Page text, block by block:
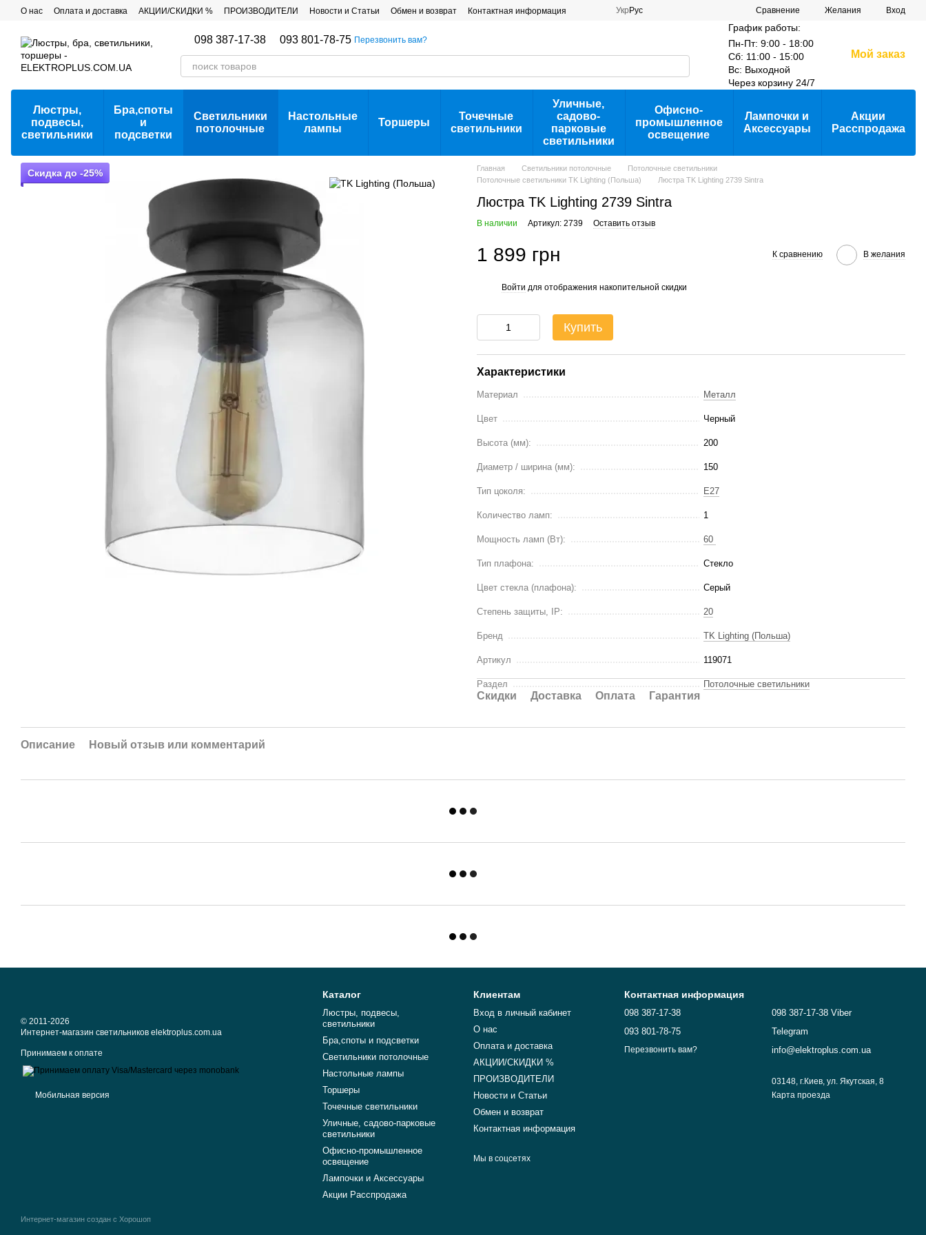
Перейти к основному контенту
О нас Оплата и доставка АКЦИИ/СКИДКИ % ПРОИЗВОДИТЕЛИ Новости и Статьи Обмен и возврат Контактная информация Укр Рус Сравнение Желания Вход
098 387-17-38 093 801-78-75 Перезвонить вам?
График работы:
Пн-Пт: 9:00 - 18:00
Сб: 11:00 - 15:00
Вс: Выходной
Через корзину 24/7
Мой заказ
Люстры,
подвесы,
светильники
Бра,споты
и
подсветки
Светильники
потолочные
Настольные
лампы
Торшеры
Точечные
светильники
Уличные,
садово-
парковые
светильники
Офисно-
промышленное
освещение
Лампочки и
Аксессуары
Акции
Расспродажа
Скидка до -25% Главная Светильники потолочные
Потолочные светильники
Потолочные светильники TK Lighting (Польша)
Люстра TK Lighting 2739 Sintra
Люстра TK Lighting 2739 Sintra
В наличии Артикул: 2739 Оставить отзыв
1 899 грн К сравнению В желания
Войти для отображения накопительной скидки
Купить
Характеристики
Материал Металл
Цвет Черный
Высота (мм): 200
Диаметр / ширина (мм): 150
Тип цоколя: E27
Количество ламп: 1
Мощность ламп (Вт): 60
Тип плафона: Стекло
Цвет стекла (плафона): Серый
Степень защиты, IP: 20
Бренд TK Lighting (Польша)
Артикул 119071
Раздел Потолочные светильники
Cкидки Доставка Оплата Гарантия
Описание Новый отзыв или комментарий
© 2011-2026
Интернет-магазин светильников elektroplus.com.ua
Принимаем к оплате
Мобильная версия
Интернет-магазин создан с Хорошоп
Каталог
Люстры, подвесы,
светильники
Бра,споты и подсветки
Светильники потолочные
Настольные лампы
Торшеры
Точечные светильники
Уличные, садово-парковые
светильники
Офисно-промышленное
освещение
Лампочки и Аксессуары
Акции Расспродажа
Клиентам
Вход в личный кабинет
О нас
Оплата и доставка
АКЦИИ/СКИДКИ %
ПРОИЗВОДИТЕЛИ
Новости и Статьи
Обмен и возврат
Контактная информация
Мы в соцсетях
Контактная информация
098 387-17-38
093 801-78-75
Перезвонить вам?
098 387-17-38 Viber
Telegram
info@elektroplus.com.ua
03148, г.Киев, ул. Якутская, 8
Карта проезда